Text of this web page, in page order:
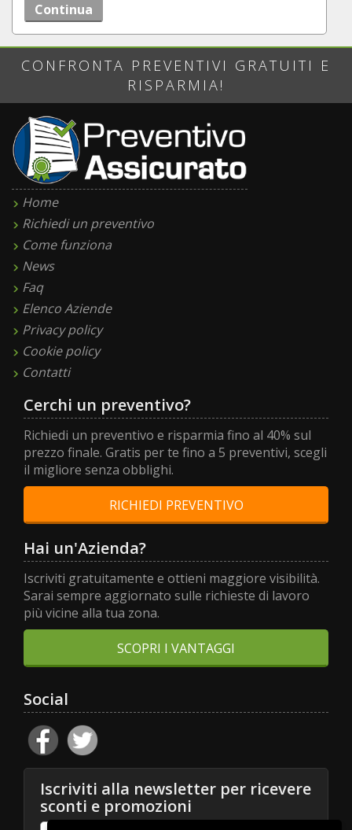
Continua
CONFRONTA PREVENTIVI GRATUITI E
RISPARMIA!
Home
Richiedi un preventivo
Come funziona
News
Faq
Elenco Aziende
Privacy policy
Cookie policy
Contatti
Cerchi un preventivo?
Richiedi un preventivo e risparmia fino al 40% sul
prezzo finale. Gratis per te fino a 5 preventivi, scegli
il migliore senza obblighi.
RICHIEDI PREVENTIVO
Hai un'Azienda?
Iscriviti gratuitamente e ottieni maggiore visibilità.
Sarai sempre aggiornato sulle richieste di lavoro
più vicine alla tua zona.
SCOPRI I VANTAGGI
Social
Iscriviti alla newsletter per ricevere
sconti e promozioni